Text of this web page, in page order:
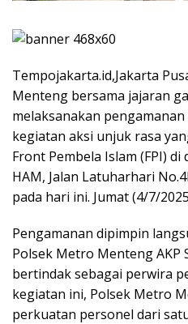
Tempojakarta.id,Jakarta
Menteng bersama jajaran
melaksanakan
kegiatan aksi unjuk rasa
Front Pembela Islam (FPI)
HAM, Jalan Latuharhari
pada hari ini. Jumat (4/7/
Pengamanan dipimpin
Polsek Metro Menteng AKP
bertindak sebagai perwira
kegiatan ini, Polsek Metro
perkuatan personel dari